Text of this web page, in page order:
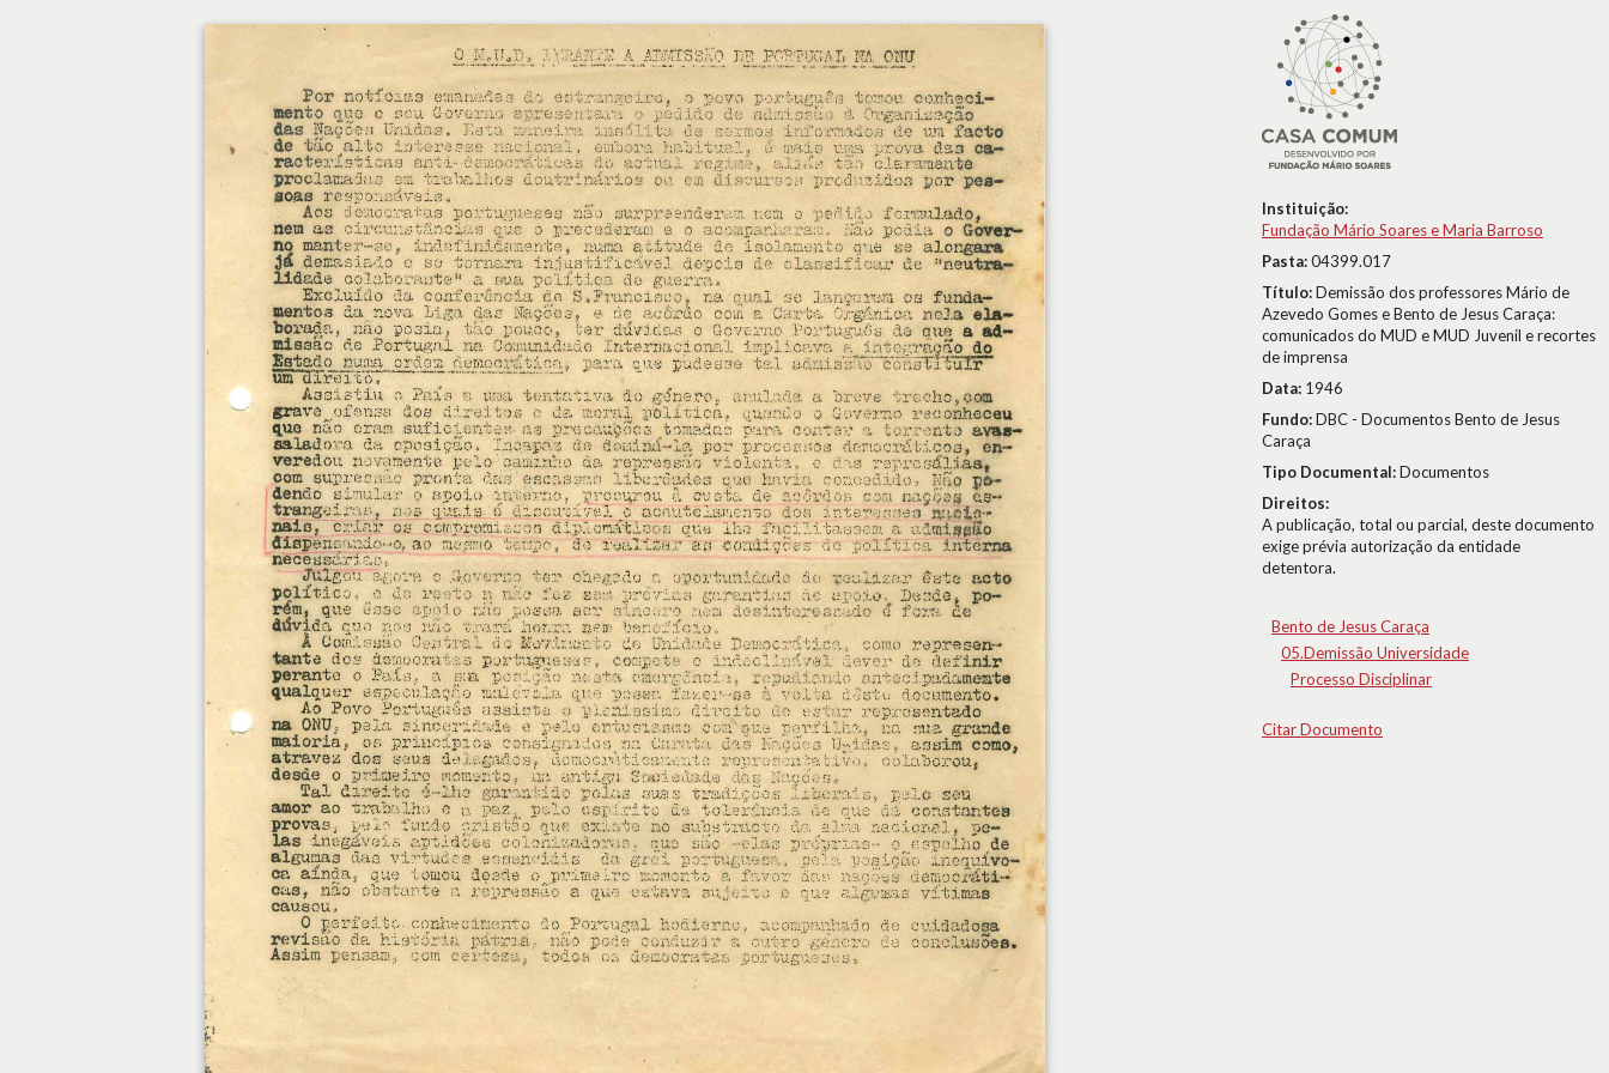
Instituição:
Fundação Mário Soares e Maria Barroso
Pasta:04399.017
Título:Demissão dos professores Mário de
Azevedo Gomes e Bento de Jesus Caraça:
comunicados do MUD e MUD Juvenil e recortes
de imprensa
Data: 1946
Fundo:DBC - Documentos Bento de Jesus
Caraça
Tipo Documental:Documentos
Direitos:
A publicação, total ou parcial, deste documento
exige prévia autorização da entidade
detentora.
Bento de Jesus Caraça
05.Demissão Universidade
Processo Disciplinar
Citar Documento